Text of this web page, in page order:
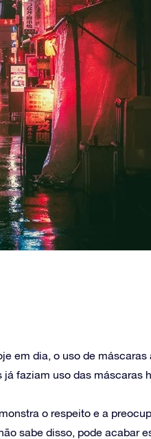
em dia, o uso de
faziam uso das máscaras
o respeito e a
sabe disso, pode acabar